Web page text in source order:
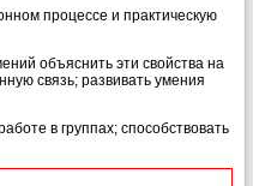
процессе и практическую
объяснить эти свойства на
связь; развивать умения
в группах; способствовать